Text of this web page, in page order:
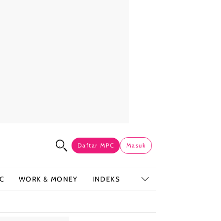
Daftar MPC Masuk
WORK & MONEY INDEKS